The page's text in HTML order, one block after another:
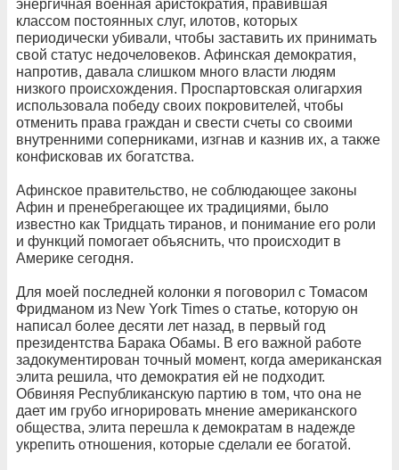
энергичная военная аристократия, правившая
классом постоянных слуг, илотов, которых
периодически убивали, чтобы заставить их принимать
свой статус недочеловеков. Афинская демократия,
напротив, давала слишком много власти людям
низкого происхождения. Проспартовская олигархия
использовала победу своих покровителей, чтобы
отменить права граждан и свести счеты со своими
внутренними соперниками, изгнав и казнив их, а также
конфисковав их богатства.
Афинское правительство, не соблюдающее законы
Афин и пренебрегающее их традициями, было
известно как Тридцать тиранов, и понимание его роли
и функций помогает объяснить, что происходит в
Америке сегодня.
Для моей последней колонки я поговорил с Томасом
Фридманом из New York Times о статье, которую он
написал более десяти лет назад, в первый год
президентства Барака Обамы. В его важной работе
задокументирован точный момент, когда американская
элита решила, что демократия ей не подходит.
Обвиняя Республиканскую партию в том, что она не
дает им грубо игнорировать мнение американского
общества, элита перешла к демократам в надежде
укрепить отношения, которые сделали ее богатой.